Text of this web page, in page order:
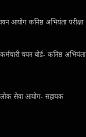
आयोग कनिष्ठ अभियंता परीक्षा
चयन बोर्ड- कनिष्ठ अभियंता
लोक सेवा आयोग- सहायक